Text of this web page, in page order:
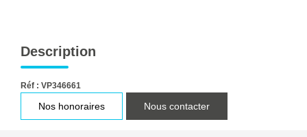
CONTACT
Description
Réf : VP346661
Nos honoraires Nous contacter